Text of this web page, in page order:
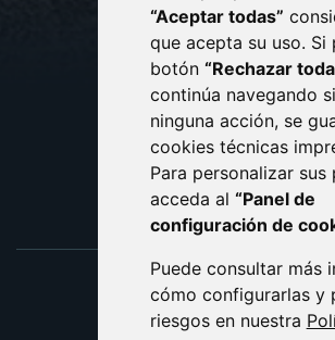
“Aceptar todas”
que acepta su uso. Si
botón “Rechazar
continúa navegando
ninguna acción, se
cookies técnicas
Para personalizar sus
acceda al “Panel de
configuración de
Puede consultar más
cómo configurarlas y
riesgos en nuestra
CONTACTO
AVISO LEGAL
PROTECCIÓN DE
POLÍTICA DE
ACCESIBILIDAD